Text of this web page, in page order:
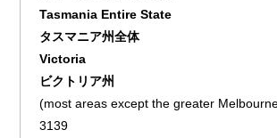
Tasmania Entire State
タスマニア州全体
Victoria
ビクトリア州
(most areas except the greater
3139